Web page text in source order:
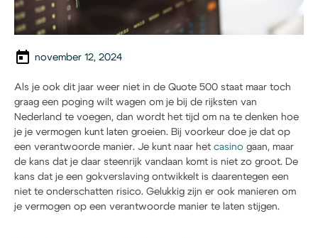
november 12, 2024
Als je ook dit jaar weer niet in de Quote 500 staat maar toch
graag een poging wilt wagen om je bij de rijksten van
Nederland te voegen, dan wordt het tijd om na te denken hoe
je je vermogen kunt laten groeien. Bij voorkeur doe je dat op
een verantwoorde manier. Je kunt naar het casino gaan, maar
de kans dat je daar steenrijk vandaan komt is niet zo groot. De
kans dat je een gokverslaving ontwikkelt is daarentegen een
niet te onderschatten risico. Gelukkig zijn er ook manieren om
je vermogen op een verantwoorde manier te laten stijgen.